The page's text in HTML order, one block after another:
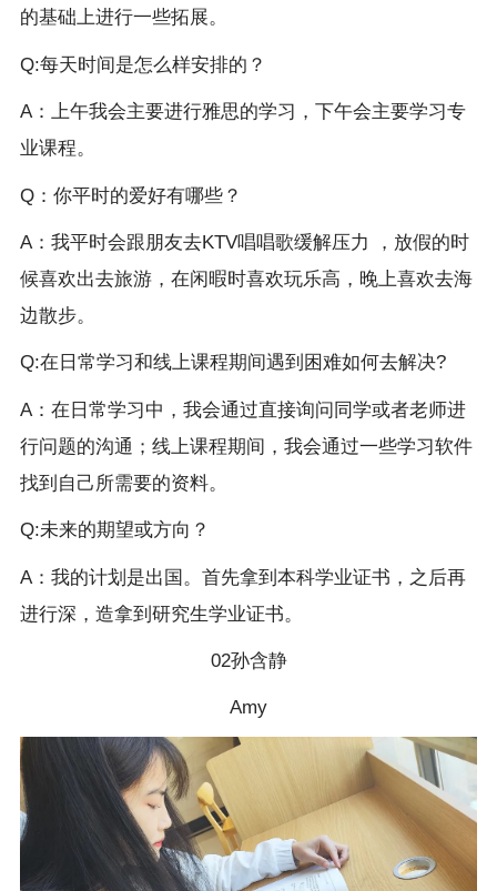
的基础上进行一些拓展。
Q:每天时间是怎么样安排的？
A：上午我会主要进行雅思的学习，下午会主要学习专
业课程。
Q：你平时的爱好有哪些？
A：我平时会跟朋友去KTV唱唱歌缓解压力 ，放假的时
候喜欢出去旅游，在闲暇时喜欢玩乐高，晚上喜欢去海
边散步。
Q:在日常学习和线上课程期间遇到困难如何去解决?
A：在日常学习中，我会通过直接询问同学或者老师进
行问题的沟通；线上课程期间，我会通过一些学习软件
找到自己所需要的资料。
Q:未来的期望或方向？
A：我的计划是出国。首先拿到本科学业证书，之后再
进行深，造拿到研究生学业证书。
02孙含静
Amy